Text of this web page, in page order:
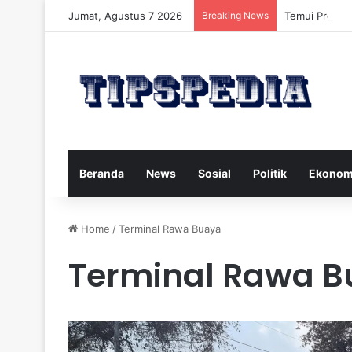
Jumat, Agustus 7 2026 Breaking News Temui Profil
Beranda News Sosial Politik
Home /Terminal Rawa Buaya
Terminal Rawa